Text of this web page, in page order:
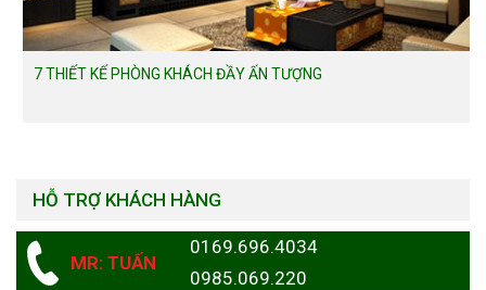
7 THIẾT KẾ PHÒNG KHÁCH ĐẦY ẤN TƯỢNG
HỖ TRỢ KHÁCH HÀNG
MR: TUẤN
0169.696.4034
0985.069.220